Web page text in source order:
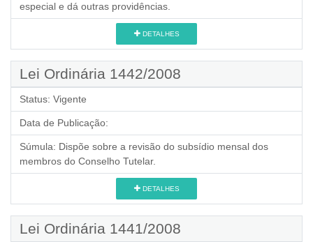
especial e dá outras providências.
DETALHES
Lei Ordinária 1442/2008
Status: Vigente
Data de Publicação:
Súmula: Dispõe sobre a revisão do subsídio mensal dos
membros do Conselho Tutelar.
DETALHES
Lei Ordinária 1441/2008